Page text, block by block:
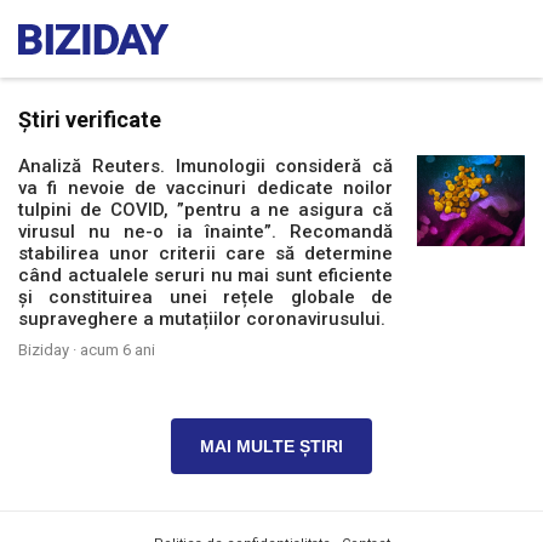
Știri verificate
Analiză Reuters. Imunologii consideră că
va fi nevoie de vaccinuri dedicate noilor
tulpini de COVID, ”pentru a ne asigura că
virusul nu ne-o ia înainte”. Recomandă
stabilirea unor criterii care să determine
când actualele seruri nu mai sunt eficiente
și constituirea unei rețele globale de
supraveghere a mutațiilor coronavirusului.
Biziday · acum 6 ani
MAI MULTE ȘTIRI